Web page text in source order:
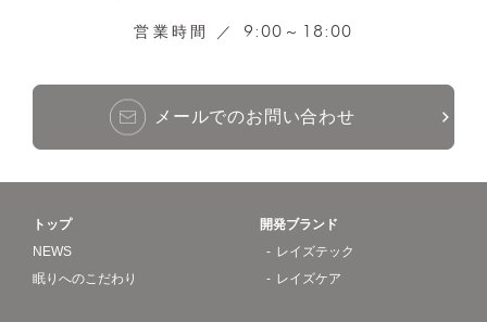
営業時間 ／ 9:00 ～ 18:00
メールでのお問い合わせ
トップ
NEWS
眠りへのこだわり
開発ブランド
レイズテック
レイズケア